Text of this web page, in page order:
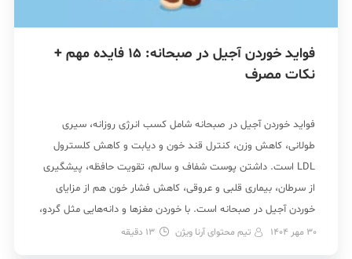
فواید خوردن آجیل در صبحانه: 15 فایده مهم +
نکات مصرف
فواید خوردن آجیل در صبحانه شامل کسب انرژی روزانه، سیری
طولانی، کاهش وزن، کنترل قند خون و دیابت و کاهش کلسترول
LDL است. داشتن پوست شفاف و سالم، تقویت حافظه، پیشگیری
از سرطان، بیماری قلبی و عروقی، کاهش فشار خون هم از مزایای
خوردن آجیل در صبحانه است. با خوردن مغزها و دانه‌هایی مثل گردو،
بادام، […]
30 مهر 1404 تیم محتوای آرنا ویژن 13 دقیقه